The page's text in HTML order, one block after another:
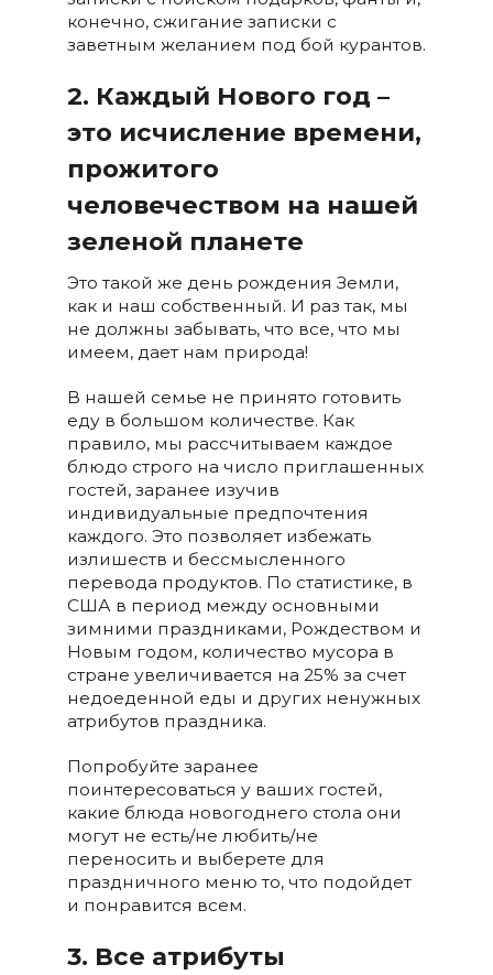
конечно, сжигание записки с
заветным желанием под бой курантов.
2. Каждый Нового год –
это исчисление времени,
прожитого
человечеством на нашей
зеленой планете
Это такой же день рождения Земли,
как и наш собственный. И раз так, мы
не должны забывать, что все, что мы
имеем, дает нам природа!
В нашей семье не принято готовить
еду в большом количестве. Как
правило, мы рассчитываем каждое
блюдо строго на число приглашенных
гостей, заранее изучив
индивидуальные предпочтения
каждого. Это позволяет избежать
излишеств и бессмысленного
перевода продуктов. По статистике, в
США в период между основными
зимними праздниками, Рождеством и
Новым годом, количество мусора в
стране увеличивается на 25% за счет
недоеденной еды и других ненужных
атрибутов праздника.
Попробуйте заранее
поинтересоваться у ваших гостей,
какие блюда новогоднего стола они
могут не есть/не любить/не
переносить и выберете для
праздничного меню то, что подойдет
и понравится всем.
3. Все атрибуты